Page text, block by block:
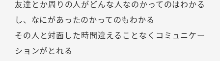
友達とか周りの人がどんな人なのかってのはわかる
し、なにがあったのかってのもわかる
その人と対面した時間違えることなくコミュニケー
ションがとれる